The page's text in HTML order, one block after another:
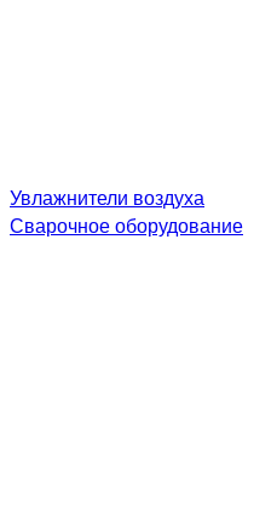
Увлажнители воздуха
Сварочное оборудование